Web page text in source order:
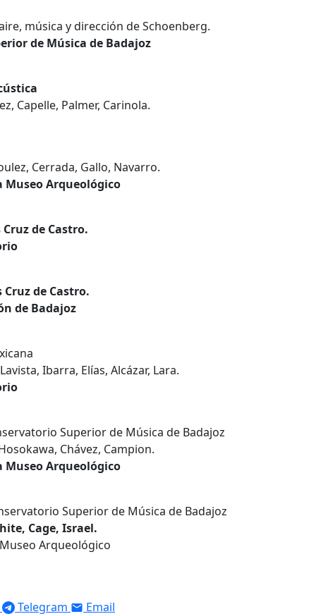
música y dirección de Schoenberg.
de Música de Badajoz
Capelle, Palmer, Carinola.
Cerrada, Gallo, Navarro.
Museo Arqueológico
de Castro.
de Castro.
de Badajoz
Ibarra, Elías, Alcázar, Lara.
Superior de Música de Badajoz
Chávez, Campion.
Museo Arqueológico
Superior de Música de Badajoz
Cage, Israel.
Arqueológico
Telegram Email